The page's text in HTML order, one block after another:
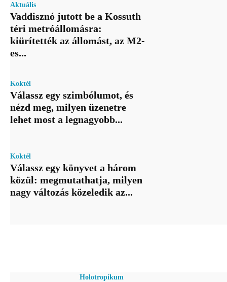
Aktuális
Vaddisznó jutott be a Kossuth
téri metróállomásra:
kiürítették az állomást, az M2-
es...
Koktél
Válassz egy szimbólumot, és
nézd meg, milyen üzenetre
lehet most a legnagyobb...
Koktél
Válassz egy könyvet a három
közül: megmutathatja, milyen
nagy változás közeledik az...
Holotropikum